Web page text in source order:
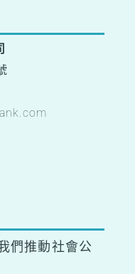
們推動社會公